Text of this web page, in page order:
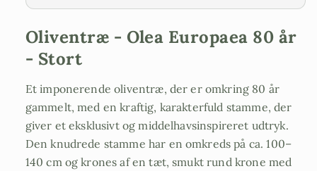
Oliventræ - Olea Europaea 80 år
- Stort
Et imponerende oliventræ, der er omkring 80 år
gammelt, med en kraftig, karakterfuld stamme, der
giver et eksklusivt og middelhavsinspireret udtryk.
Den knudrede stamme har en omkreds på ca. 100–
140 cm og krones af en tæt, smukt rund krone med